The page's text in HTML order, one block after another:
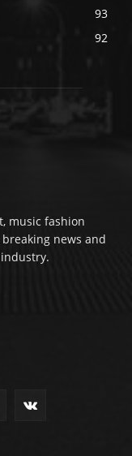
93
92
music fashion
news and